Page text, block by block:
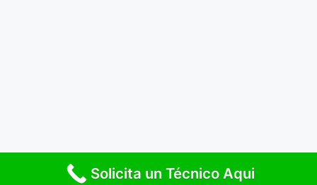
Solicita un Técnico Aqui